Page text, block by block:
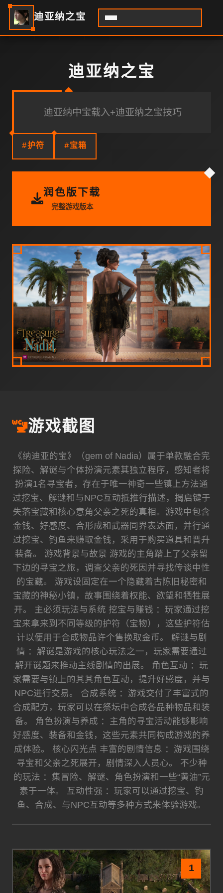
迪亚纳之宝
迪亚纳之宝
迪亚纳中宝载入+迪亚纳之宝技巧
#护符 #宝箱
润色版下载
完整游戏版本
🚾游戏截图
《纳迪亚的宝》（gem of Nadia）属于单款融合完
探险、解谜与个体扮演元素其独立程序，感知者将
扮演1名寻宝者，存在于唯一神奇一些镇上方法通
过挖宝、解谜和与NPC互动抵推行描述，揭启键于
失落宝藏和核心意角父亲之死的真相。游戏中包含
金钱、好感度、合形成和武器同界表达面，并行通
过挖宝、钓鱼来赚取金钱，采用于购买道具和晋升
装备。 游戏背景与故景 游戏的主角踏上了父亲留
下边的寻宝之旅，调查父亲的死因并寻找传谈中性
的宝藏。 游戏设固定在一个隐藏着古陈旧秘密和
宝藏的神秘小镇，故事围绕着权能、欲望和牺牲展
开。 主必须玩法与系统 挖宝与赚钱 ：玩家通过挖
宝来拿来到不同等级的护符（宝物），这些护符估
计以便用于合成物品许个售换取金币。 解谜与剧
情 ：解谜是游戏的核心玩法之一，玩家需要通过
解开谜题来推动主线剧情的出展。 角色互动 ：玩
家需要与镇上的其其角色互动，提升好感度，并与
NPC进行交易。 合成系统 ：游戏交付了丰富式的
合成配方，玩家可以在祭坛中合成各品种物品和装
备。 角色扮演与养成 ：主角的寻宝活动能够影响
好感度、装备和金钱，这些元素共同构成游戏的养
成体验。 核心闪光点 丰富的剧情信息 ：游戏围绕
寻宝和父亲之死展开，剧情深入人员心。 不少种
的玩法 ：集冒险、解谜、角色扮演和一些“黄油”元
素于一体。 互动性强 ：玩家可以通过挖宝、钓
鱼、合成、与NPC互动等多种方式来体验游戏。
1